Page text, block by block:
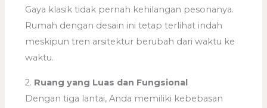
Gaya klasik tidak pernah kehilangan pesonanya.
Rumah dengan desain ini tetap terlihat indah
meskipun tren arsitektur berubah dari waktu ke
waktu.
2. Ruang yang Luas dan Fungsional
Dengan tiga lantai, Anda memiliki kebebasan